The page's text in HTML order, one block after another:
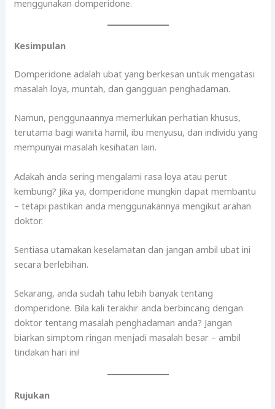
menggunakan domperidone.
Kesimpulan
Domperidone adalah ubat yang berkesan untuk mengatasi
masalah loya, muntah, dan gangguan penghadaman.
Namun, penggunaannya memerlukan perhatian khusus,
terutama bagi wanita hamil, ibu menyusu, dan individu yang
mempunyai masalah kesihatan lain.
Adakah anda sering mengalami rasa loya atau perut
kembung? Jika ya, domperidone mungkin dapat membantu
– tetapi pastikan anda menggunakannya mengikut arahan
doktor.
Sentiasa utamakan keselamatan dan jangan ambil ubat ini
secara berlebihan.
Sekarang, anda sudah tahu lebih banyak tentang
domperidone. Bila kali terakhir anda berbincang dengan
doktor tentang masalah penghadaman anda? Jangan
biarkan simptom ringan menjadi masalah besar – ambil
tindakan hari ini!
Rujukan